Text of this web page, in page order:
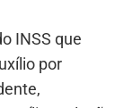
INSS que
por